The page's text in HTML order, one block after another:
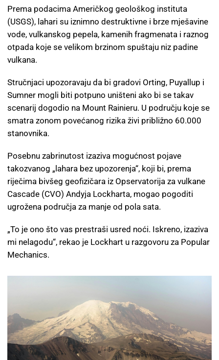
Prema podacima Američkog geološkog instituta
(USGS), lahari su iznimno destruktivne i brze mješavine
vode, vulkanskog pepela, kamenih fragmenata i raznog
otpada koje se velikom brzinom spuštaju niz padine
vulkana.
Stručnjaci upozoravaju da bi gradovi Orting, Puyallup i
Sumner mogli biti potpuno uništeni ako bi se takav
scenarij dogodio na Mount Rainieru. U području koje se
smatra zonom povećanog rizika živi približno 60.000
stanovnika.
Posebnu zabrinutost izaziva mogućnost pojave
takozvanog „lahara bez upozorenja“, koji bi, prema
riječima bivšeg geofizičara iz Opservatorija za vulkane
Cascade (CVO) Andyja Lockharta, mogao pogoditi
ugrožena područja za manje od pola sata.
„To je ono što vas prestraši usred noći. Iskreno, izaziva
mi nelagodu“, rekao je Lockhart u razgovoru za Popular
Mechanics.